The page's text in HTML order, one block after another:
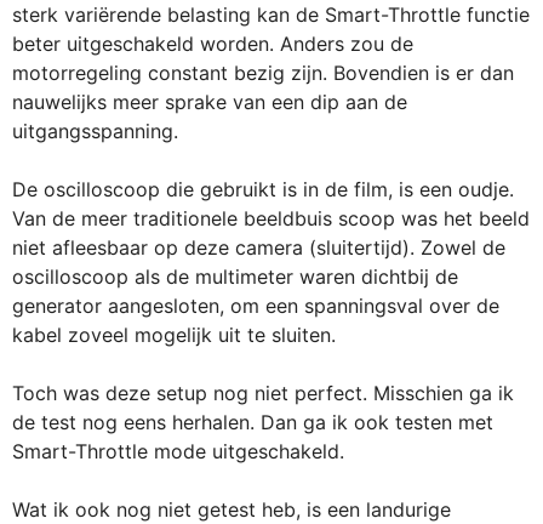
sterk variërende belasting kan de Smart-Throttle functie
beter uitgeschakeld worden. Anders zou de
motorregeling constant bezig zijn. Bovendien is er dan
nauwelijks meer sprake van een dip aan de
uitgangsspanning.
De oscilloscoop die gebruikt is in de film, is een oudje.
Van de meer traditionele beeldbuis scoop was het beeld
niet afleesbaar op deze camera (sluitertijd). Zowel de
oscilloscoop als de multimeter waren dichtbij de
generator aangesloten, om een spanningsval over de
kabel zoveel mogelijk uit te sluiten.
Toch was deze setup nog niet perfect. Misschien ga ik
de test nog eens herhalen. Dan ga ik ook testen met
Smart-Throttle mode uitgeschakeld.
Wat ik ook nog niet getest heb, is een landurige